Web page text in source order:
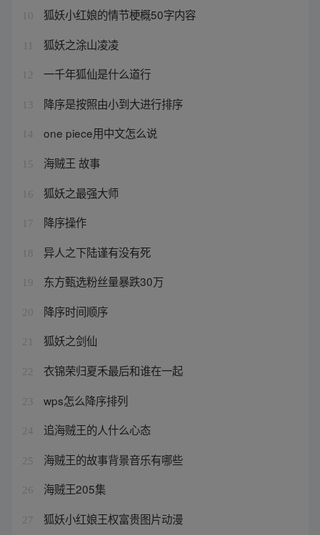
10 狐妖小红娘的情节梗概50字内容
狐妖之涂山凌凌
12 一千年狐仙是什么道行
13 降序是按照由小到大进行排序
14 one piece用中文怎么说
15 海贼王 故事
16 狐妖之最强大师
17 降序操作
18 异人之下陆谨有没有死
19 东方甄选粉丝量暴跌30万
20 降序时间顺序
21 狐妖之剑仙
22 衣锦荣归夏禾最后和谁在一起
23 wps怎么降序排列
24 追海贼王的人什么心态
25 海贼王的故事背景音乐有哪些
26 海贼王205集
27 狐妖小红娘王权富贵图片动漫